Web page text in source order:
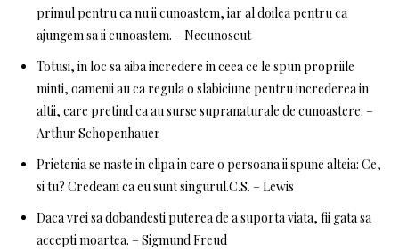
primul pentru ca nu ii cunoastem, iar al doilea pentru ca
ajungem sa ii cunoastem. – Necunoscut
Totusi, in loc sa aiba incredere in ceea ce le spun propriile
minti, oamenii au ca regula o slabiciune pentru increderea in
altii, care pretind ca au surse supranaturale de cunoastere. –
Arthur Schopenhauer
Prietenia se naste in clipa in care o persoana ii spune alteia: Ce,
si tu? Credeam ca eu sunt singurul.C.S. – Lewis
Daca vrei sa dobandesti puterea de a suporta viata, fii gata sa
accepti moartea. – Sigmund Freud